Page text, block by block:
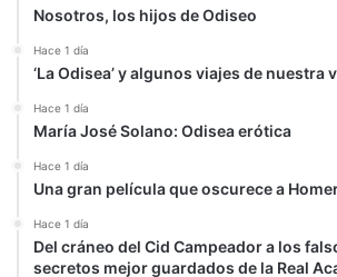
Nosotros, los hijos de Odiseo
Hace 1 día
‘La Odisea’ y algunos viajes de nuestra
Hace 1 día
María José Solano: Odisea erótica
Hace 1 día
Una gran película que oscurece a
Hace 1 día
Del cráneo del Cid Campeador a los
secretos mejor guardados de la Real